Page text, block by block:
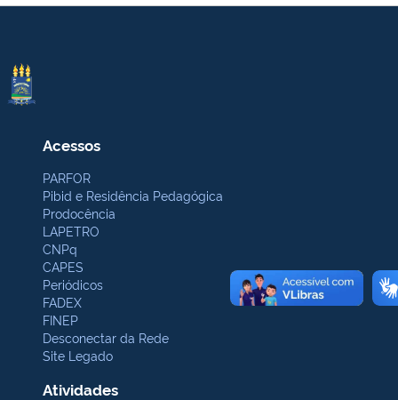
Acessos
PARFOR
Pibid e Residência Pedagógica
Prodocência
LAPETRO
CNPq
CAPES
Periódicos
FADEX
FINEP
Desconectar da Rede
Site Legado
Atividades